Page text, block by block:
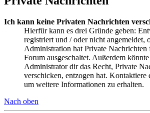
Ich kann keine Privaten Nachrichten
Hierfür kann es drei Gründe geben:
registriert und / oder nicht angemeldet,
Administration hat Private Nachrichten
Forum ausgeschaltet. Außerdem könnte
Administrator dir das Recht, Private
verschicken, entzogen hat. Kontaktiere
um weitere Informationen zu erhalten.
Nach oben